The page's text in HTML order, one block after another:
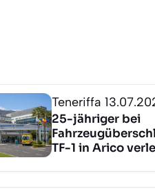
Teneriffa
25-jähriger bei
TF-1 in Arico